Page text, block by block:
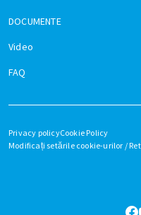
DOCUMENTE
Video
FAQ
Privacy policyCookie Policy
Modificați setările cookie-urilor /